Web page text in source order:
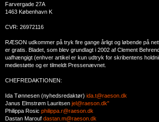
Farvergade 27A
1463 København K
CVR: 26972116
RÆSON udkommer på tryk fire gange årligt og løbende på
er gratis. Bladet, som blev grundlagt i 2002 af Clement
uafhængigt (enhver artikel er kun udtryk for skribentens
mediestøtte og er tilmeldt Pressenævnet.
CHEFREDAKTIONEN:
Ida Tønnesen (nyhedsredaktør) ida.t@raeson.dk
Janus Elmstrøm Lauritsen jel@raeson.dk"
Philippa Rosic philippa.r@raeson.dk
Dastan Marouf dastan.m@raeson.dk